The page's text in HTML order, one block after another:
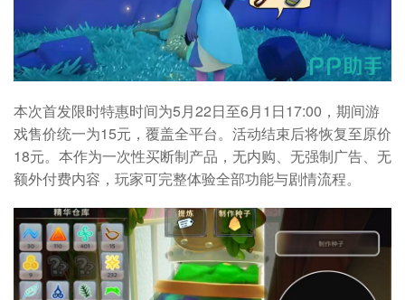
本次首发限时特惠时间为5月22日至6月1日17:00，期间游
戏售价统一为15元，覆盖全平台。活动结束后将恢复至原价
18元。本作为一次性买断制产品，无内购、无强制广告、无
额外付费内容，玩家可完整体验全部功能与剧情流程。